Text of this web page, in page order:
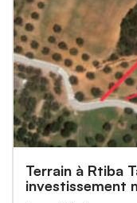
Terrain à Rtiba
investissement